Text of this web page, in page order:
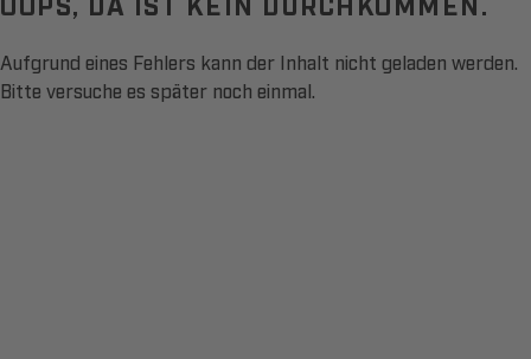
Aufgrund eines Fehlers kann der Inhalt nicht geladen werden.
Bitte versuche es später noch einmal.